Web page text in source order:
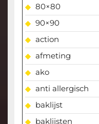
80×80
90×90
action
afmeting
ako
anti allergisch
baklijst
baklijsten